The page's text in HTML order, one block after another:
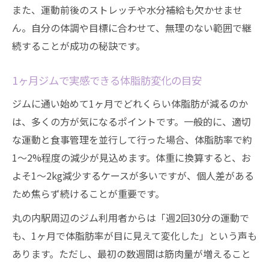
また、運動前後のストレッチや水分補給も欠かせませ
ん。自分の体調や目標に合わせて、無理のない範囲で継
続することが成功の秘訣です。
1ヶ月ジムで実感できる体脂肪変化の目安
ジムに通い始めて1ヶ月でどれくらい体脂肪が減るのか
は、多くの方が気になるポイントです。一般的に、適切
な運動と食事管理を並行して行った場合、体脂肪率で約
1～2%程度の減少が見込めます。体重に換算すると、お
よそ1～2kg減少するケースが多いですが、個人差がある
ため焦らず続けることが重要です。
丸の内駅周辺のジム利用者からは「週2回30分の運動で
も、1ヶ月で体脂肪率が目に見えて変化した」という声も
あります。ただし、最初の数週間は筋肉量が増えること